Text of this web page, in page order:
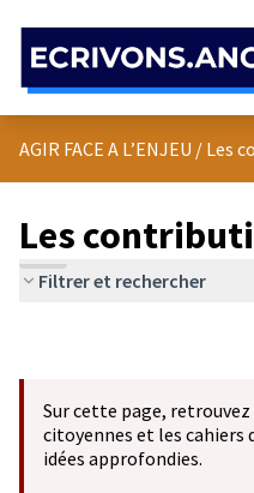
AGIR FACE A L’ENJEU / Les
Les
Filtrer et rechercher
Sur cette page,
citoyennes et les cahiers
idées approfondies.